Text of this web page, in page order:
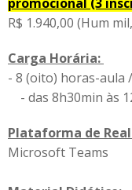
promocional (3
R$ 1.940,00 (Hum
Carga Horária:
- 8 (oito) horas-aula
- das 8h30min às
Plataforma de
Microsoft Teams